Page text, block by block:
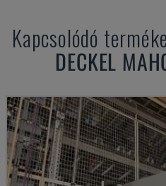
Kapcsolódó
DECKEL